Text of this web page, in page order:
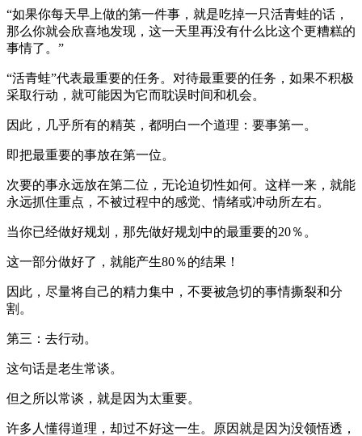
“如果你每天早上做的第一件事，就是吃掉一只活青蛙的话，
那么你就会欣喜地发现，这一天里再没有什么比这个更糟糕的
事情了。”
“活青蛙”代表最重要的任务。对待最重要的任务，如果不积极
采取行动，就可能因为它而耽误时间和机会。
因此，几乎所有的精英，都明白一个道理：要事第一。
即把最重要的事放在第一位。
次要的事永远放在第二位，无论迫切性如何。这样一来，就能
永远抓住重点，不被过程中的感觉、情绪或冲动所左右。
当你已经做好规划，那先做好规划中的最重要的20％。
这一部分做好了，就能产生80％的结果！
因此，尽量将自己的精力集中，不要被急切的事情撕裂和分
割。
第三：去行动。
这句话是老生常谈。
但之所以常谈，就是因为太重要。
许多人懂得道理，却过不好这一生。原因就是因为没领悟透，